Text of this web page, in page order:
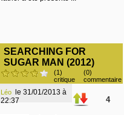
SEARCHING FOR
SUGAR MAN (2012)
(1)
critique
(0)
commentaire
Léo
22:37
4